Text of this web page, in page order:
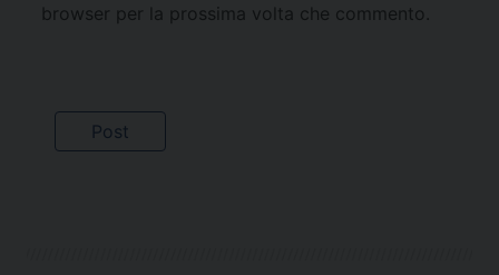
browser per la prossima volta che commento.